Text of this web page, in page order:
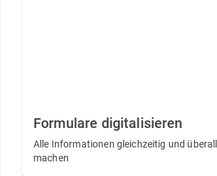
Formulare digitalisieren
Alle Informationen gleichzeitig und
machen